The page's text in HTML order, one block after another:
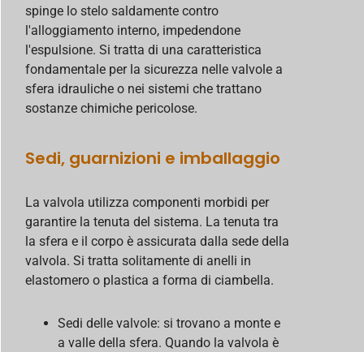
spinge lo stelo saldamente contro
l'alloggiamento interno, impedendone
l'espulsione. Si tratta di una caratteristica
fondamentale per la sicurezza nelle valvole a
sfera idrauliche o nei sistemi che trattano
sostanze chimiche pericolose.
Sedi, guarnizioni e imballaggio
La valvola utilizza componenti morbidi per
garantire la tenuta del sistema. La tenuta tra
la sfera e il corpo è assicurata dalla sede della
valvola. Si tratta solitamente di anelli in
elastomero o plastica a forma di ciambella.
Sedi delle valvole: si trovano a monte e
a valle della sfera. Quando la valvola è